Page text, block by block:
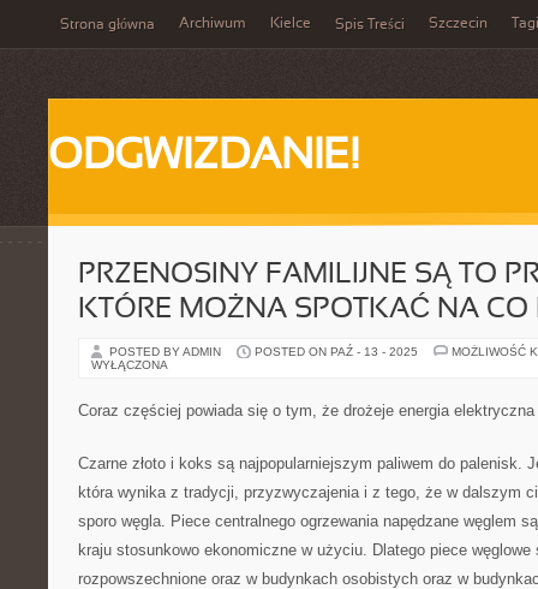
Strona główna Archiwum Kielce Spis Treści Szczecin Tagi
ODGWIZDANIE!
PRZENOSINY FAMILIJNE SĄ TO
KTÓRE MOŻNA SPOTKAĆ NA CO
POSTED BY ADMIN POSTED ON PAŹ - 13 - 2025
MOŻLIWOŚĆ
WYŁĄCZONA
Coraz częściej powiada się o tym, że drożeje energia elektryczna
Czarne złoto i koks są najpopularniejszym paliwem do palenisk.
która wynika z tradycji, przyzwyczajenia i z tego, że w dalszym
sporo węgla. Piece centralnego ogrzewania napędzane węglem
kraju stosunkowo ekonomiczne w użyciu. Dlatego piece węglowe
rozpowszechnione oraz w budynkach osobistych oraz w